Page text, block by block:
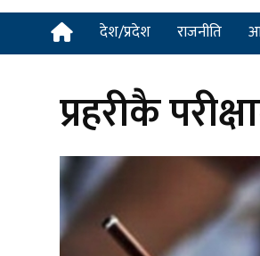
देश/प्रदेश राजनीति
प्रहरीकै